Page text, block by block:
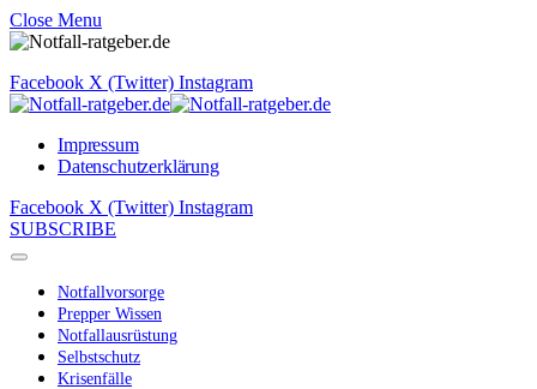
Close Menu
Facebook X (Twitter) Instagram
Impressum
Datenschutzerklärung
Facebook X (Twitter) Instagram
SUBSCRIBE
Notfallvorsorge
Prepper Wissen
Notfallausrüstung
Selbstschutz
Krisenfälle